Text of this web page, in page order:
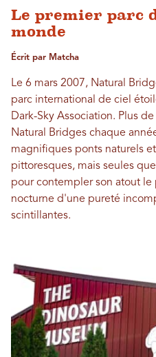
Le premier parc
monde
Écrit par Matcha
Le 6 mars 2007, Natural
parc international de ciel
Dark-Sky Association. Plus
Natural Bridges chaque
magnifiques ponts naturels
pittoresques, mais seules
pour contempler son atout le
nocturne d'une pureté
scintillantes.